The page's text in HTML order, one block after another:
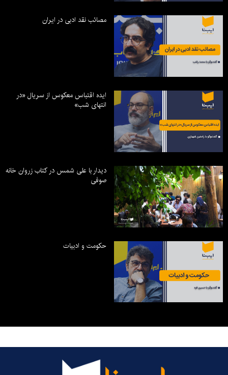
مصائب نقد ادبی در ایران
ایده اقتباس معکوس از سریال «در
انتهای شب»
دیدار با علی شمس در کتاب زروان خانه
صوفی
حکومت و ادبیات